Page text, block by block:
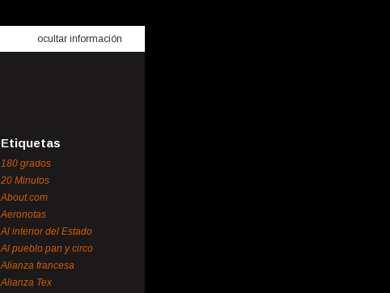
ocultar información
Etiquetas
180 grados
20 Minutos
About.com
Aeronotas
Al interior del Estado
Al pueblo pan y circo
Alianza francesa
Alianza Tex